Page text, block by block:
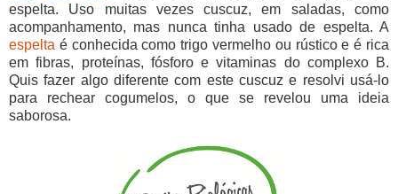
espelta. Uso muitas vezes cuscuz, em saladas, como
acompanhamento, mas nunca tinha usado de espelta. A
espelta é conhecida como trigo vermelho ou rústico e é rica
em fibras, proteínas, fósforo e vitaminas do complexo B.
Quis fazer algo diferente com este cuscuz e resolvi usá-lo
para rechear cogumelos, o que se revelou uma ideia
saborosa.